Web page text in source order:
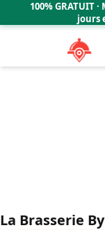
100% GRATUIT
jours
La Brasserie
La Brasserie By Le